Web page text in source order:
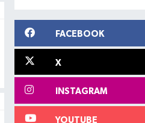
FACEBOOK
X
INSTAGRAM
YOUTUBE